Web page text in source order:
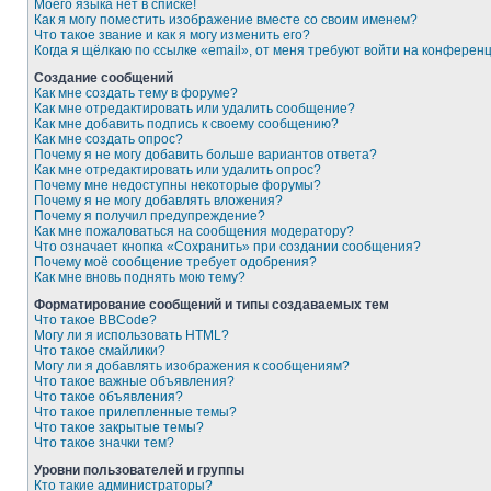
Моего языка нет в списке!
Как я могу поместить изображение вместе со своим именем?
Что такое звание и как я могу изменить его?
Когда я щёлкаю по ссылке «email», от меня требуют войти на
Создание сообщений
Как мне создать тему в форуме?
Как мне отредактировать или удалить сообщение?
Как мне добавить подпись к своему сообщению?
Как мне создать опрос?
Почему я не могу добавить больше вариантов ответа?
Как мне отредактировать или удалить опрос?
Почему мне недоступны некоторые форумы?
Почему я не могу добавлять вложения?
Почему я получил предупреждение?
Как мне пожаловаться на сообщения модератору?
Что означает кнопка «Сохранить» при создании сообщения?
Почему моё сообщение требует одобрения?
Как мне вновь поднять мою тему?
Форматирование сообщений и типы создаваемых тем
Что такое BBCode?
Могу ли я использовать HTML?
Что такое смайлики?
Могу ли я добавлять изображения к сообщениям?
Что такое важные объявления?
Что такое объявления?
Что такое прилепленные темы?
Что такое закрытые темы?
Что такое значки тем?
Уровни пользователей и группы
Кто такие администраторы?